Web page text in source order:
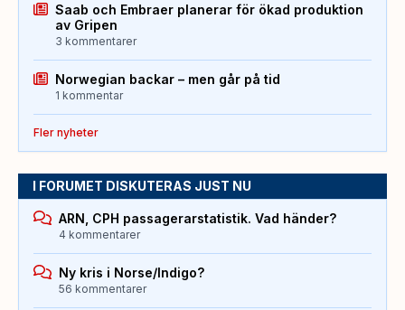
Saab och Embraer planerar för ökad produktion
av Gripen
3 kommentarer
Norwegian backar – men går på tid
1 kommentar
Fler nyheter
I FORUMET DISKUTERAS JUST NU
ARN, CPH passagerarstatistik. Vad händer?
4 kommentarer
Ny kris i Norse/Indigo?
56 kommentarer